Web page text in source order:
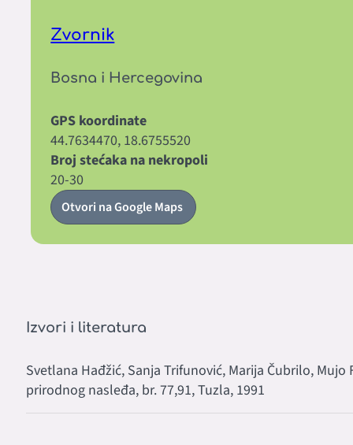
Zvornik
Bosna i Hercegovina
GPS koordinate
44.7634470, 18.6755520
Broj stećaka na nekropoli
20-30
Otvori na Google Maps
Izvori i literatura
Svetlana Hađžić, Sanja Trifunović, Marija Čubrilo,
prirodnog nasleđa, br. 77,91, Tuzla, 1991